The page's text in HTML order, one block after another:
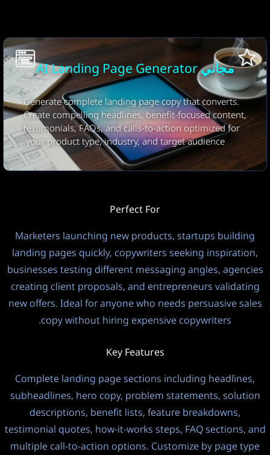
SaaS / برمجيات
النبرة
احترافي
القطاع
التقنية / البرمجيات
الجمهور المستهدف
المستهلكون
وضع الخصوصية
عام
لغة المخرجات
تلقائي (لغة الإدخال)
درجة الحرارة
Controls LLM model creativity vs consistency. Default: 1.0.
creative/random.
التفكير
إيقاف3
مجاني AI Landing Page Generator
Generate complete landing page copy that converts.
Create compelling headlines, benefit-focused content,
testimonials, FAQs, and calls-to-action optimized for
your product type, industry, and target audience.
Perfect For
Marketers launching new products, startups building
landing pages quickly, copywriters seeking inspiration,
businesses testing different messaging angles, agencies
creating client proposals, and entrepreneurs validating
new offers. Ideal for anyone who needs persuasive sales
copy without hiring expensive copywriters.
Key Features
Complete landing page sections including headlines,
subheadlines, hero copy, problem statements, solution
descriptions, benefit lists, feature breakdowns,
testimonial quotes, how-it-works steps, FAQ sections, and
multiple call-to-action options. Customize by page type